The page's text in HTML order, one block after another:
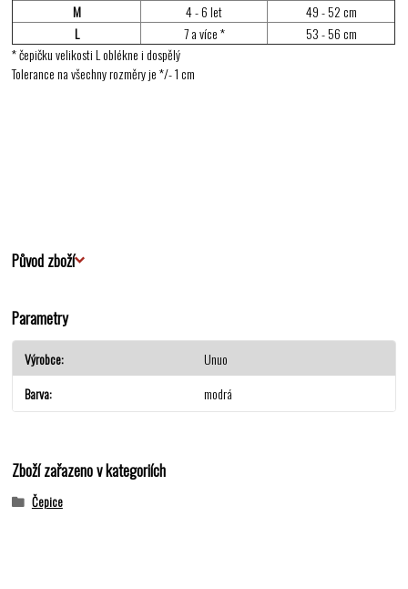
M 4 - 6 let
49 - 52 cm
L
7 a více *
53 - 56 cm
* čepičku velikosti L oblékne i dospělý
Tolerance na všechny rozměry je */- 1 cm
Původ zboží
Parametry
Výrobce
Unuo
Barva
modrá
Zboží zařazeno v kategoriích
Čepice